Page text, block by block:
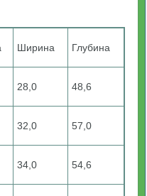
Ширина Глубина
28,0 48,6
32,0 57,0
34,0 54,6